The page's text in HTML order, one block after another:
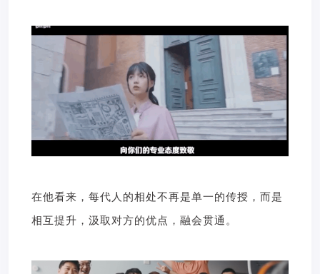
在他看来，每代人的相处不再是单一的传授，而是
相互提升，汲取对方的优点，融会贯通。